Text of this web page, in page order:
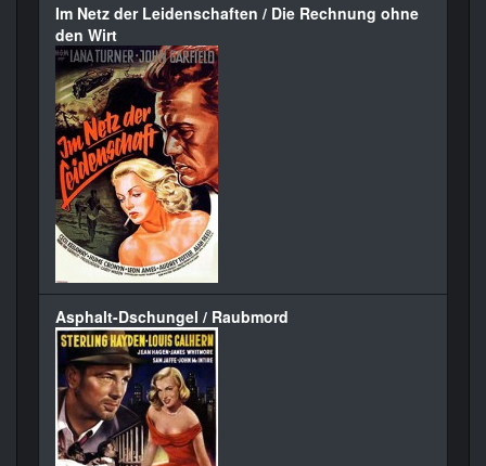
Im Netz der Leidenschaften / Die Rechnung ohne
den Wirt
Asphalt-Dschungel / Raubmord